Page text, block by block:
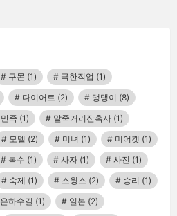
구몬 (1) 극한직업 (1)
다이어트 (2) 댕댕이 (8)
만족 (1) 말죽거리잔혹사 (1)
모델 (2) 미녀 (1) 미어캣 (1)
복수 (1) 사자 (1) 사진 (1)
숙제 (1) 스윙스 (2) 승리 (1)
은하수길 (1) 일본 (2)